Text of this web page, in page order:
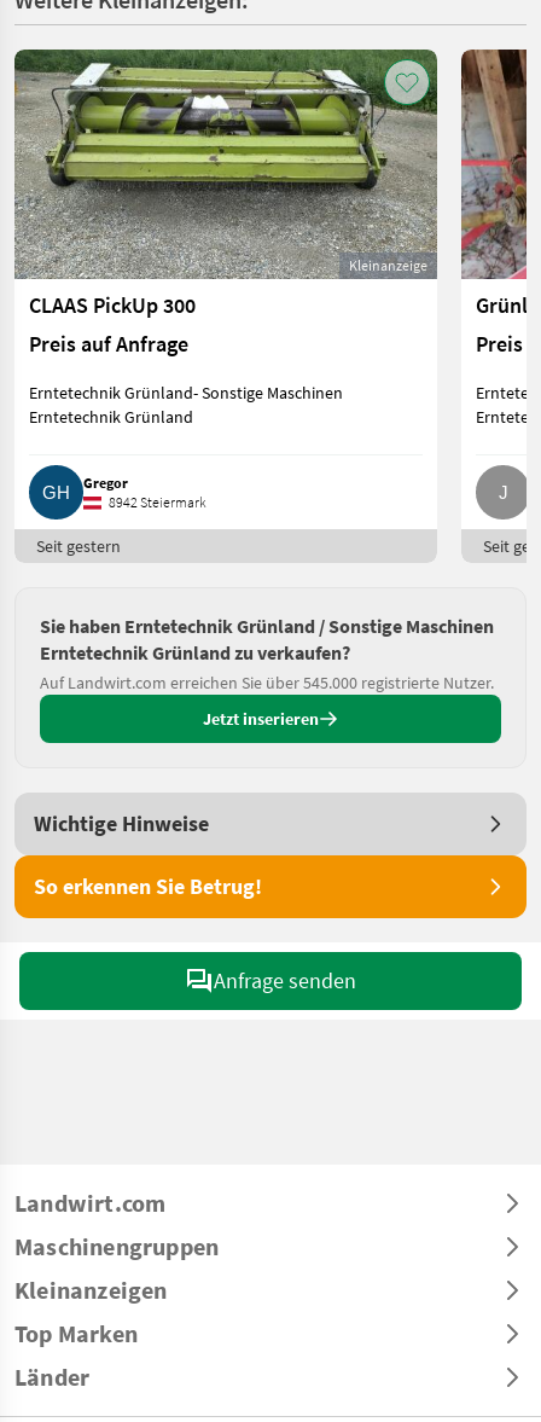
Kleinanzeige
CLAAS PickUp 300
Preis auf Anfrage
Erntetechnik Grünland- Sonstige Maschinen
Erntetechnik Grünland
Gregor
8942 Steiermark
Seit gestern
Preis
Seit
Sie haben Erntetechnik Grünland / Sonstige Maschinen
Erntetechnik Grünland zu verkaufen?
Auf Landwirt.com erreichen Sie über 545.000 registrierte Nutzer.
Jetzt inserieren
Wichtige Hinweise
So erkennen Sie Betrug!
Anfrage senden
Landwirt.com
Maschinengruppen
Kleinanzeigen
Top Marken
Länder